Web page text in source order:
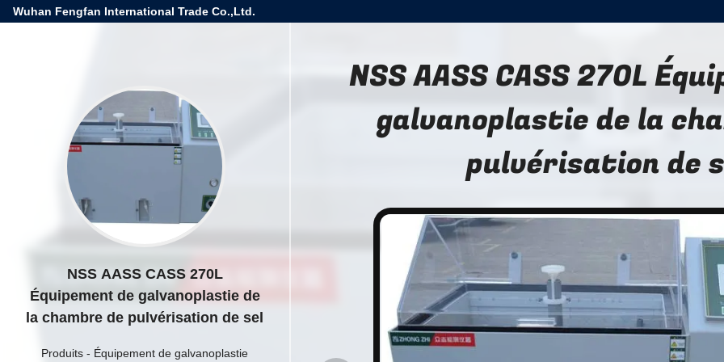
Wuhan Fengfan International Trade Co.,Ltd.
NSS AASS CASS 270L
Équipement de galvanoplastie de
la chambre de pulvérisation de sel
Produits - Équipement de galvanoplastie
NSS AASS CASS 270L
galvanoplastie de la
pulvérisation de